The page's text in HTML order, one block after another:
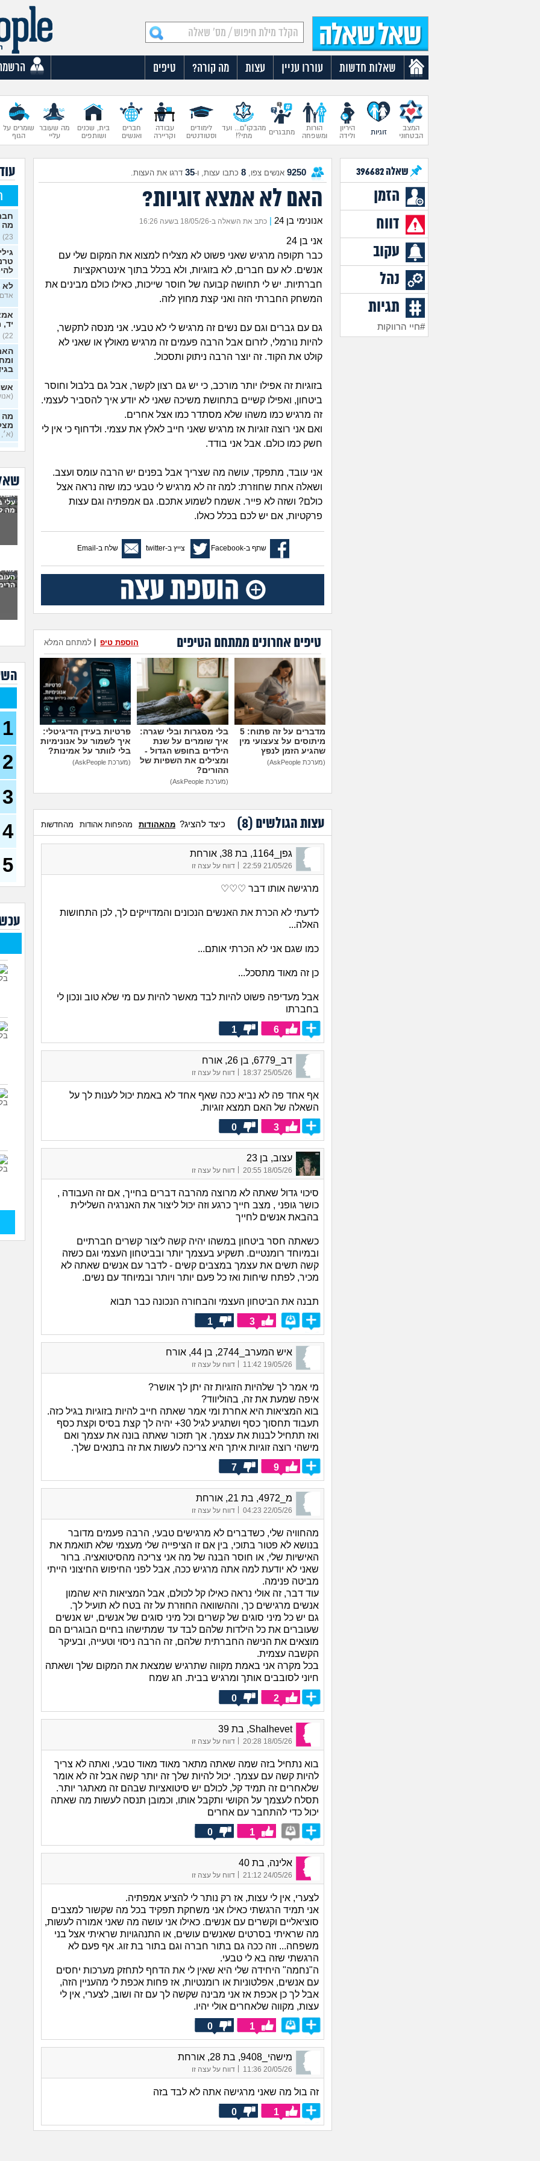
שאלות חדשות עוררו עניין עצות מה קורה? טיפים
המצב
הבטחוני
זוגיות
היריון
ולידה
הורות
ומשפחה
מתבגרים
מהבקו"ם... ועד
מתי?!
לימודים
וסטודנטים
עבודה
וקריירה
חברים
ואנשים
בית, שכנים
ושותפים
מה שעובר
עליי
שומרים על
הגוף
שאלה396682
הזמן
דווח
עקוב
נהל
תגיות
#חיי הרווקות
9250 אנשים צפו, 8 כתבו עצות, ו-35 דרגו את העצות.
האם לא אמצא זוגיות?
אנונימי בן 24 כתב את השאלה ב-18/05/26 בשעה 16:26
אני בן 24
כבר תקופה מרגיש שאני פשוט לא מצליח למצוא את המקום שלי עם
אנשים. לא עם חברים, לא בזוגיות, ולא בכלל בתוך אינטראקציות
חברתיות. יש לי תחושה קבועה של חוסר שייכות, כאילו כולם מבינים את
המשחק החברתי הזה ואני קצת מחוץ לזה.
גם עם גברים וגם עם נשים זה מרגיש לי לא טבעי. אני מנסה לתקשר,
להיות נורמלי, לזרום אבל הרבה פעמים זה מרגיש מאולץ או שאני לא
קולט את הקוד. זה יוצר הרבה ניתוק ותסכול.
בזוגיות זה אפילו יותר מורכב, כי יש גם רצון לקשר, אבל גם בלבול וחוסר
ביטחון, ואפילו קשיים בתחושת משיכה שאני לא יודע איך להסביר לעצמי.
זה מרגיש כמו משהו שלא מסתדר כמו אצל אחרים.
ואם אני רוצה זוגיות אז מרגיש שאני חייב לאלץ את עצמי. ולדחוף כי אין לי
חשק כמו כולם. אבל אני בודד.
אני עובד, מתפקד, עושה מה שצריך אבל בפנים יש הרבה עומס ועצב.
ושאלה אחת שחוזרת: למה זה לא מרגיש לי טבעי כמו שזה נראה אצל
כולם? ושזה לא פייר. אשמח לשמוע אתכם. גם אמפתיה וגם עצות
פרקטיות, אם יש לכם בכלל כאלו.
שתף ב-Facebook צייץ ב-twitter שלח ב-Email
טיפים אחרונים ממתחם הטיפים למתחם המלא הוספת טיפ
מדברים על זה פתוח: 5
מיתוסים על צעצועי מין
שהגיע הזמן לנפץ
(מערכת AskPeople)
בלי מסגרות ובלי שגרה:
איך שומרים על שנת
הילדים בחופש הגדול -
ומצילים את השפיות של
ההורים?
(מערכת AskPeople)
פרטיות בעידן הדיגיטלי:
איך לשמור על אנונימיות
בלי לוותר על אמינות?
(מערכת AskPeople)
עצות הגולשים (8
) כיצד להציג? מהאהודות מהפחות אהודות מהחדשות
גפן_1164, בת 38, אורחת
21/05/26 22:59 דווח על עצה זו
מרגישה אותו דבר ♡♡♡
לדעתי לא הכרת את האנשים הנכונים והמדוייקים לך, לכן התחושות
האלה...
כמו שגם אני לא הכרתי אותם...
כן זה מאוד מתסכל...
אבל מעדיפה פשוט להיות לבד מאשר להיות עם מי שלא טוב ונכון לי
בחברתו
6
1
דב_6779, בן 26, אורח
25/05/26 18:37
| דווח על עצה זו
אף אחד פה לא נביא ככה שאף אחד לא באמת יכול לענות לך על
השאלה של האם תמצא זוגיות.
3
0
עצוב, בן 23
18/05/26 20:55 דווח על עצה זו
סיכוי גדול שאתה לא מרוצה מהרבה דברים בחייך, אם זה העבודה ,
כושר גופני , מצב חייך כרגע וזה יכול ליצור את האנרגיה השלילית
בהבאת אנשים לחייך
כשאתה חסר ביטחון במשהו יהיה קשה ליצור קשרים חברתיים
ובמיוחד רומנטיים. תשקיע בעצמך יותר ובביטחון העצמי וגם כשזה
קשה תשים את עצמך במצבים קשים - לדבר עם אנשים שאתה לא
מכיר, לפתח שיחות ואז כל פעם יותר ויותר ובמיוחד עם נשים.
תבנה את הביטחון העצמי והבחורה הנכונה כבר תבוא
3
1
איש המערב_2744, בן 44, אורח
19/05/26 11:42 דווח על עצה זו
מי אמר לך שלהיות הזוגיות זה יתן לך אושר?
איפה שמעת את זה, בהוליווד?
בוא המציאות היא אחרת ומי אמר שאתה חייב להיות בזוגיות בגיל כזה.
תעבוד תחסוך כסף ושתגיע לגיל 30+ יהיה לך קצת בסיס וקצת כסף
ואז תתחיל לבנות את עצמך. אך תזכור שאתה בונה את עצמך ואם
מישהי רוצה זוגיות איתך היא צריכה לעשות את זה בתנאים שלך.
9
7
מ_4972, בת 21, אורחת
22/05/26 04:23 דווח על עצה זו
מהחוויה שלי, כשדברים לא מרגישים טבעי, הרבה פעמים מדובר
בנושא לא פטור בתוכי, בין אם זו הציפייה שלי מעצמי שלא תואמת את
האישיות שלי, או חוסר הבנה של מה אני צריכה מהסיטואציה. ברור
שאני לא יודעת למה אתה מרגיש ככה, אבל לפני החיפוש החיצוני הייתי
מביטה פנימה.
עוד דבר, זה אולי נראה כאילו קל לכולם, אבל המציאות היא שהמון
אנשים מרגישים כך, וההשוואה החוזרת על זה בטח לא תועיל לך.
גם יש כל מיני סוגים של קשרים וכל מיני סוגים של אנשים, יש אנשים
שעוברים את כל הילדות שלהם לבד עד שמתישהו בחיים הבוגרים הם
מוצאים את הנישה החברתית שלהם, זה הרבה ניסוי וטעייה, ובעיקר
הקשבה עצמית.
בכל מקרה אני באמת מקווה שתרגיש שמצאת את המקום שלך ושאתה
חיוני לסובבים אותך ומרגיש בבית. חג שמח
2
0
Shalhevet, בת 39
18/05/26 20:28
| דווח על עצה זו
בוא נתחיל בזה שמה שאתה מתאר מאוד מאוד טבעי, ואתה לא צריך
להיות קשה עם עצמך. יכול להיות שלך זה יותר קשה אבל זה לא אומר
שלאחרים זה תמיד קל, לכולם יש סיטואציות שבהם זה מאתגר יותר.
תסלח לעצמך על הקושי ותקבל אותו, וכמובן תנסה לעשות מה שאתה
יכול כדי להתחבר עם אחרים
1
0
אלינה, בת 40
24/05/26 21:12 דווח על עצה זו
לצערי, אין לי עצות, אז רק נותר לי להציע אמפתיה.
אני תמיד הרגשתי כאילו אני משחקת תפקיד בכל מה שקשור למצבים
סוציאליים וקשרים עם אנשים. כאילו אני עושה מה שאני אמורה לעשות,
מה שראיתי בסרטים שאנשים עושים, או התנהגויות שראיתי אצל בני
משפחה... וזה ככה גם בתור חברה וגם בתור בת זוג. אף פעם לא
הרגשתי שזה בא לי טבעי.
ה"נחמה" היחידה שלי היא שאין לי את הדחף לתחזק מערכות יחסים
עם אנשים, אפלטוניות או רומנטיות, אז פחות אכפת לי מהעניין הזה,
אבל לך כן אכפת אז אני מבינה שקשה לך עם זה ושוב, לצערי, אין לי
עצות, מקווה שלאחרים אולי יהיו.
1
0
מישהי_9408, בת 28, אורחת
20/05/26 11:36 דווח על עצה זו
זה בול מה שאני מרגישה אתה לא לבד בזה
1
0
מה
23)
לא
אדם,
22)
מה
(א׳,
בן 33)
40)
29)
עלי
מה
מה
1
2
3
4
5